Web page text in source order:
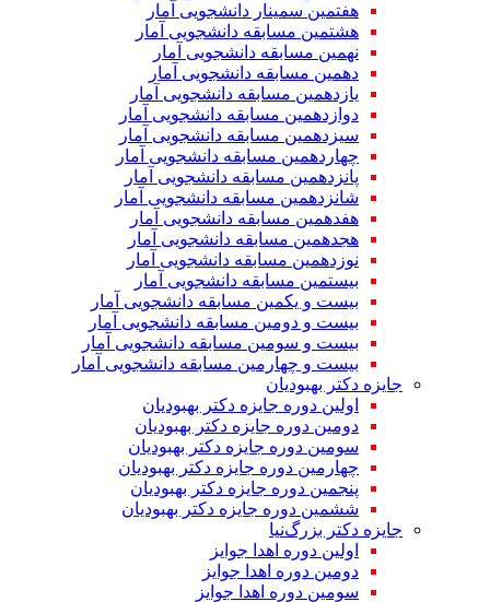
هفتمین سمینار دانشجویی آمار
هشتمین مسابقه دانشجویی آمار
نهمین مسابقه دانشجویی آمار
دهمین مسابقه دانشجویی آمار
یازدهمین مسابقه دانشجویی آمار
دوازدهمین مسابقه دانشجویی آمار
سیزدهمین مسابقه دانشجویی آمار
چهاردهمین مسابقه دانشجویی آمار
پانزدهمین مسابقه دانشجویی آمار
شانزدهمین مسابقه دانشجویی آمار
هفدهمین مسابقه دانشجویی آمار
هجدهمین مسابقه دانشجویی آمار
نوزدهمین مسابقه دانشجویی آمار
بیستمین مسابقه دانشجویی آمار
بیست و یکمین مسابقه دانشجویی آمار
بیست و دومین مسابقه دانشجویی آمار
بیست و سومین مسابقه دانشجویی آمار
بیست و چهارمین مسابقه دانشجویی آمار
جایزه دکتر بهبودیان
اولین دوره جایزه دکتر بهبودیان
دومین دوره جایزه دکتر بهبودیان
سومین دوره جایزه دکتر بهبودیان
چهارمین دوره جایزه دکتر بهبودیان
پنجمین دوره جایزه دکتر بهبودیان
ششمین دوره جایزه دکتر بهبودیان
جایزه دکتر بزرگ‌نیا
اولین دوره اهدا جوایز
دومین دوره اهدا جوایز
سومین دوره اهدا جوایز